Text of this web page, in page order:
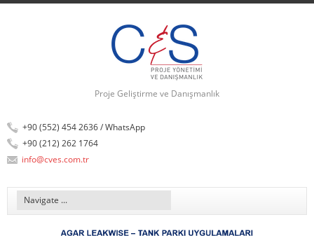
Skip to main content
Proje Geliştirme ve Danışmanlık
+90 (552) 454 2636 / WhatsApp
+90 (212) 262 1764
info@cves.com.tr